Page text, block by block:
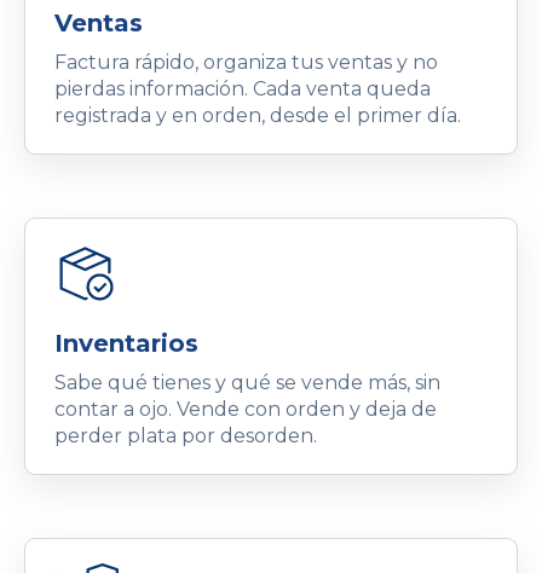
Ventas
Factura rápido, organiza tus ventas y no
pierdas información. Cada venta queda
registrada y en orden, desde el primer día.
Inventarios
Sabe qué tienes y qué se vende más, sin
contar a ojo. Vende con orden y deja de
perder plata por desorden.